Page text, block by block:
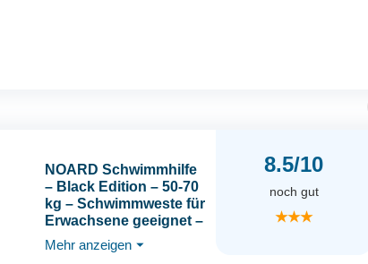
NOARD Schwimmhilfe
– Black Edition – 50-70
kg – Schwimmweste für
Erwachsene geeignet –
50N Auftrieb – inkl.
Solas Reflektoren
Mehr anzeigen ⏷
8.5/10
noch gut
★★★